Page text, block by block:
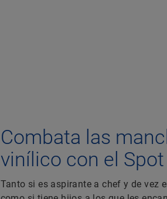
Combata las
vinílico con el
Tanto si es aspirante a chef y de vez